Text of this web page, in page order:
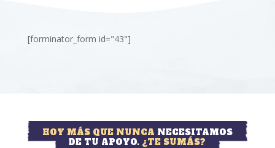
[forminator_form id="43"]
HOY MÁS QUE NUNCA NECESITAMOS
DE TU APOYO. ¿TE SUMÁS?